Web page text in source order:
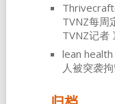
TVNZ每周
TVNZ记者
lean
人被突袭